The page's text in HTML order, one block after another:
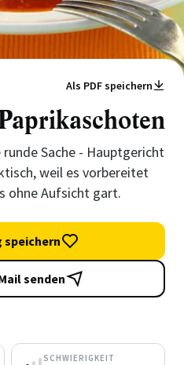
Als PDF speichern
Sache - Hauptgericht
weil es vorbereitet
ohne Aufsicht gart.
speichern
senden
SCHWIERIGKEIT